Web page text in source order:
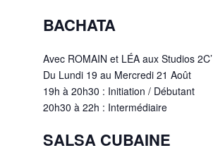
BACHATA
Avec ROMAIN et LÉA aux Studios 2C’
Du Lundi 19 au Mercredi 21 Août
19h à 20h30 : Initiation / Débutant
20h30 à 22h : Intermédiaire
SALSA CUBAINE